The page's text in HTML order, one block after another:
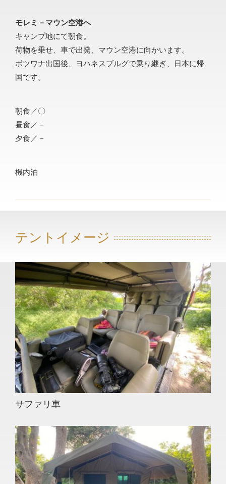
モレミ－マウン空港へ
キャンプ地にて朝食。
荷物を乗せ、車で出発、マウン空港に向かいます。
ボツワナ出国後、ヨハネスブルグで乗り継ぎ、日本に帰
国です。
朝食／〇
昼食／－
夕食／－
機内泊
テントイメージ
サファリ車